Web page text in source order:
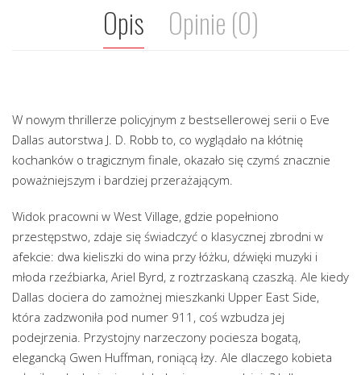
Opis Opinie (0)
W nowym thrillerze policyjnym z bestsellerowej serii o Eve
Dallas autorstwa J. D. Robb to, co wyglądało na kłótnię
kochanków o tragicznym finale, okazało się czymś znacznie
poważniejszym i bardziej przerażającym.
Widok pracowni w West Village, gdzie popełniono
przestępstwo, zdaje się świadczyć o klasycznej zbrodni w
afekcie: dwa kieliszki do wina przy łóżku, dźwięki muzyki i
młoda rzeźbiarka, Ariel Byrd, z roztrzaskaną czaszką. Ale kiedy
Dallas dociera do zamożnej mieszkanki Upper East Side,
która zadzwoniła pod numer 911, coś wzbudza jej
podejrzenia. Przystojny narzeczony pociesza bogatą,
elegancką Gwen Huffman, roniącą łzy. Ale dlaczego kobieta